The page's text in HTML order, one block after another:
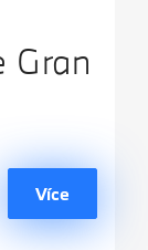
Gran
Více